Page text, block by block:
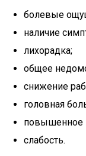
болевые
наличие
лихорадка;
общее
снижение
головная
повышенное
слабость.